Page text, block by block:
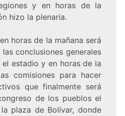
y en horas de la
hizo la plenaria.
horas de la mañana será
conclusiones generales
estadio y en horas de la
comisiones para hacer
que finalmente será
de los pueblos el
plaza de Bolívar, donde